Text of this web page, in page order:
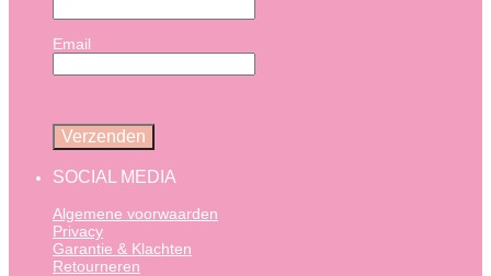
Email
SOCIAL MEDIA
Algemene voorwaarden
Privacy
Garantie & Klachten
Retourneren